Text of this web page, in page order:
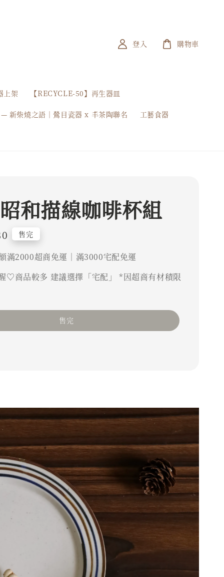
上架 【RECYCLE-50】再生器皿
新柴燒之語｜鶯目瓷器 x 丰茶陶聯名 工藝食器
登入 購物車
和描線咖啡杯組
售完
滿2000超商免運｜滿3000宅配免運
♡商品較多 建議選擇「宅配」 *因超商有材積限
售完